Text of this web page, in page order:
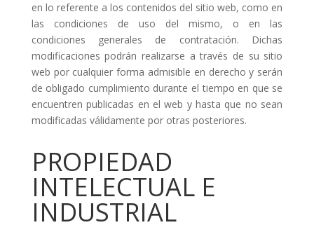
en lo referente a los contenidos del sitio web, como en
las condiciones de uso del mismo, o en las
condiciones generales de contratación. Dichas
modificaciones podrán realizarse a través de su sitio
web por cualquier forma admisible en derecho y serán
de obligado cumplimiento durante el tiempo en que se
encuentren publicadas en el web y hasta que no sean
modificadas válidamente por otras posteriores.
PROPIEDAD
INTELECTUAL E
INDUSTRIAL